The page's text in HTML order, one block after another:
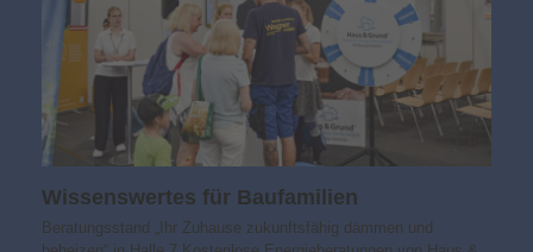
Wissens­wertes für Baufamilien
Beratungsstand „Ihr Zuhause zukunfts­fähig dämmen und